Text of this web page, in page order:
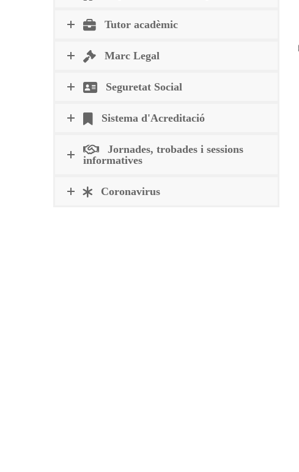
Tutor acadèmic
Marc Legal
Seguretat Social
Sistema d'Acreditació
Jornades, trobades i sessions
informatives
Coronavirus